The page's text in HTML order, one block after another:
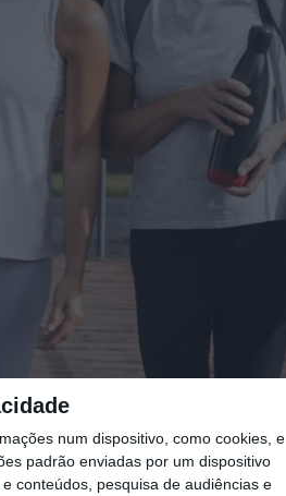
num dispositivo, como cookies, e
padrão enviadas por um dispositivo
conteúdos, pesquisa de audiências e